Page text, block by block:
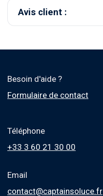
Avis client :
Besoin d'aide ?
Formulaire de contact
Téléphone
+33 3 60 21 30 00
Email
contact@captainsoluce.fr